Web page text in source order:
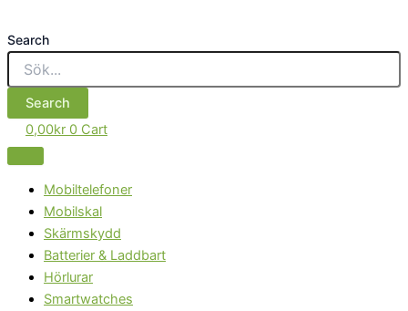
Search
Search
0,00kr 0 Cart
Mobiltelefoner
Mobilskal
Skärmskydd
Batterier & Laddbart
Hörlurar
Smartwatches